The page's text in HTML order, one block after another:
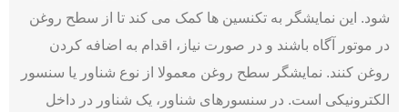
‌شود. این نمایشگر به تکنسین ‌ها کمک می‌ کند تا از سطح روغن
در موتور آگاه باشند و در صورت نیاز، اقدام به اضافه کردن
روغن کنند. نمایشگر سطح روغن معمولا از نوع شناور یا سنسور
الکترونیکی است. در سنسورهای شناور، یک شناور در داخل